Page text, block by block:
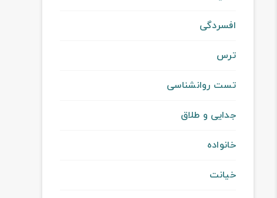
افسردگی
ترس
تست روانشناسی
جدایی و طلاق
خانواده
خیانت